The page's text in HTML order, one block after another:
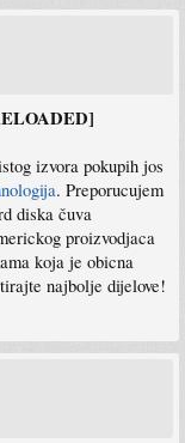
izvora pokupih jos
. Preporucujem
diska čuva
proizvodjaca
koja je obicna
najbolje dijelove!